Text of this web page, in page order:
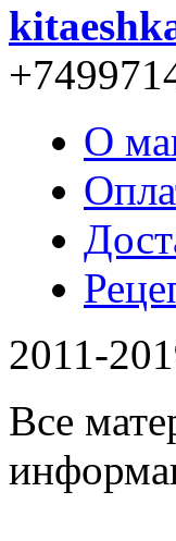
О
2011-
Все